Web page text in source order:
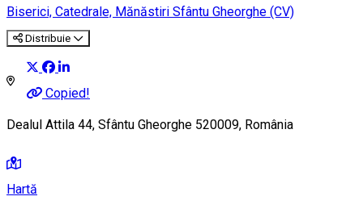
Biserici, Catedrale, Mănăstiri Sfântu Gheorghe (CV)
Distribuie
Copied!
Dealul Attila 44, Sfântu Gheorghe 520009, România
Hartă